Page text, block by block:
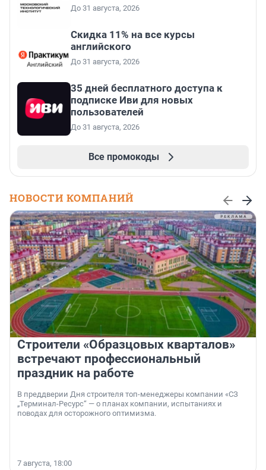
До 31 августа, 2026
Скидка 11% на все курсы
английского
До 31 августа, 2026
35 дней бесплатного доступа к
подписке Иви для новых
пользователей
До 31 августа, 2026
Все промокоды
НОВОСТИ КОМПАНИЙ
Строители «Образцовых кварталов»
встречают профессиональный
праздник на работе
В преддверии Дня строителя топ-менеджеры компании «СЗ
„Терминал-Ресурс“ — о планах компании, испытаниях и
поводах для осторожного оптимизма.
7 августа, 18:00